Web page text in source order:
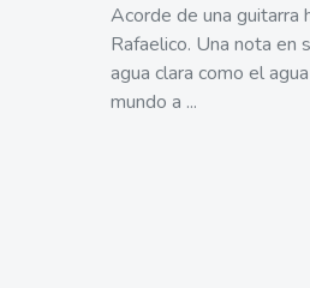
Acorde de una guitarra
Rafaelico. Una nota en
agua clara como el
mundo a ...